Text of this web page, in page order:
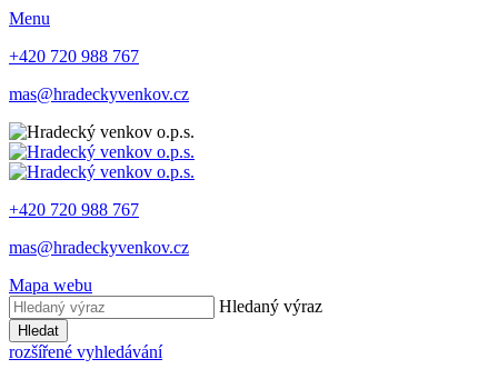
Menu
+420 720 988 767
mas@hradeckyvenkov.cz
+420 720 988 767
mas@hradeckyvenkov.cz
Mapa webu
Hledaný výraz
Hledat
rozšířené vyhledávání